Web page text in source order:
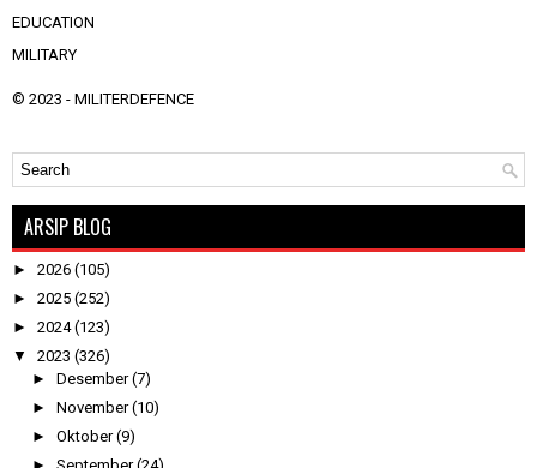
EDUCATION
MILITARY
© 2023 - MILITERDEFENCE
ARSIP BLOG
► 2026 (105)
► 2025 (252)
► 2024(123)
▼ 2023 (326)
► Desember(7)
► November(10)
► Oktober(9)